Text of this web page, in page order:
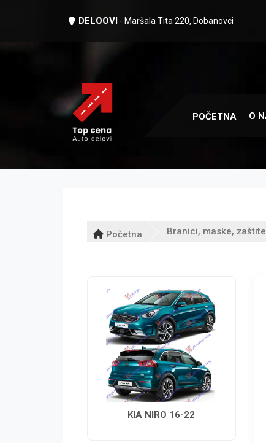
DELOOVI - Maršala Tita 220, Dobanovci
POČETNA O
Početna Branici, maske,
KIA NIRO 16-22